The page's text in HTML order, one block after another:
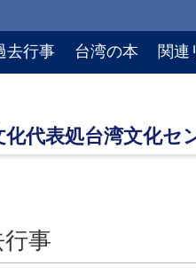
去行事 台湾の本 関連
行事